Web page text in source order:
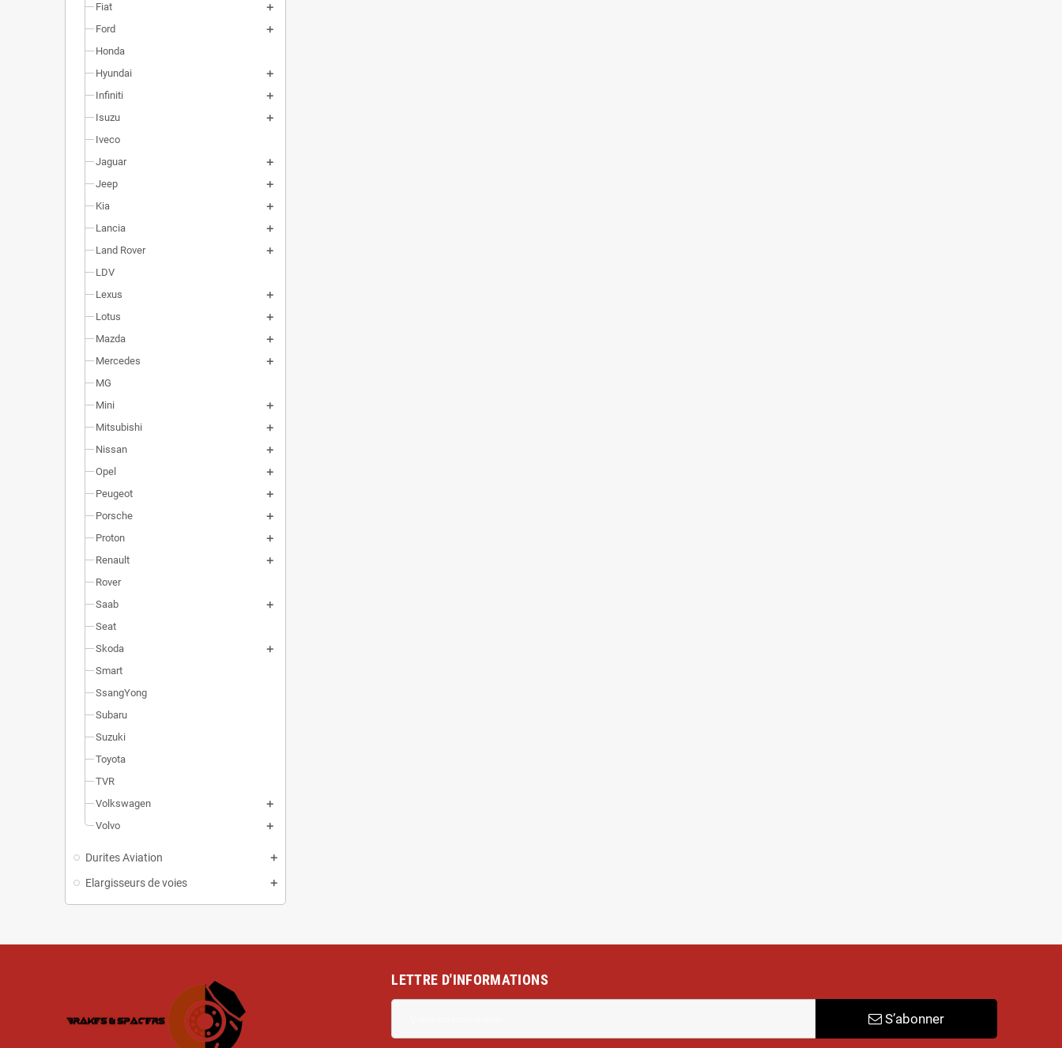
Fiat
Ford
Honda
Hyundai
Infiniti
Isuzu
Iveco
Jaguar
Jeep
Kia
Lancia
Land Rover
LDV
Lexus
Lotus
Mazda
Mercedes
MG
Mini
Mitsubishi
Nissan
Opel
Peugeot
Porsche
Proton
Renault
Rover
Saab
Seat
Skoda
Smart
SsangYong
Subaru
Suzuki
Toyota
TVR
Volkswagen
Volvo
Durites Aviation
Elargisseurs de voies
LETTRE D'INFORMATIONS
S’abonner